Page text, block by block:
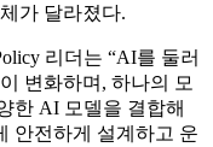
가 달라졌다.
리더는 “AI를 둘러
변화하며, 하나의 모
한 AI 모델을 결합해
안전하게 설계하고 운